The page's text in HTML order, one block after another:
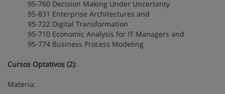
95-760 Decision Making Under Uncertanty
95-831 Enterprise Architectures and
95-722 Digital Transformation
95-710 Economic Analysis for IT Managers and
95-774 Business Process Modeling
Cursos Optativos (2):
Materia: